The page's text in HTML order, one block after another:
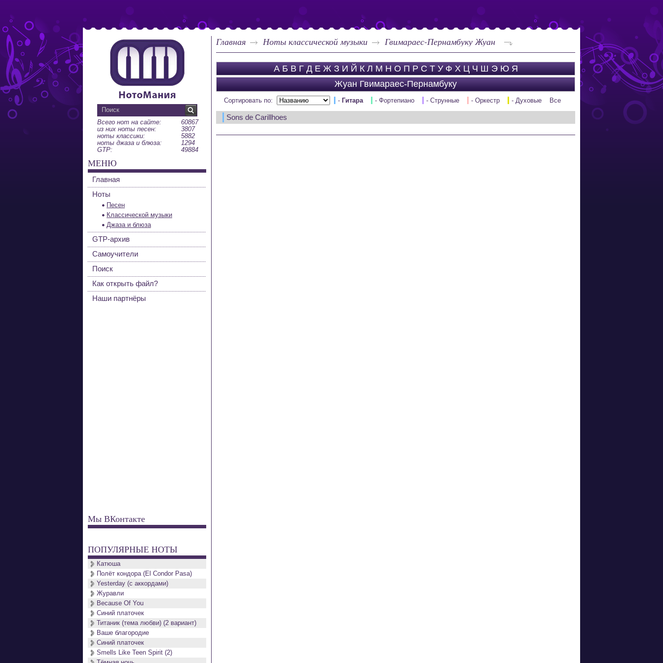
Главная Ноты классической музыки Гвимараес-Пернамбуку Жуан
А Б В Г Д Е Ж З И Й К Л М Н О П Р С Т У Ф Х Ц Ч Ш Э Ю Я
Жуан Гвимараес-Пернамбуку
Сортировать по: - Гитара - Фортепиано - Струнные - Оркестр - Духовые Все
Sons de Carillhoes
Всего нот на сайте:
60867
из них ноты песен:
3807
ноты классики:
5882
ноты джаза и блюза:
1294
GTP:
49884
МЕНЮ
Главная
Ноты
Песен
Классической музыки
Джаза и блюза
GTP-архив
Самоучители
Поиск
Как открыть файл?
Наши партнёры
Мы ВКонтакте
ПОПУЛЯРНЫЕ НОТЫ
Катюша
Полёт кондора (El Condor Pasa)
Yesterday (с аккордами)
Журавли
Because Of You
Синий платочек
Титаник (тема любви) (2 вариант)
Ваше благородие
Синий платочек
Smells Like Teen Spirit (2)